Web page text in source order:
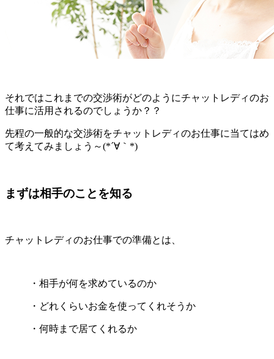
それではこれまでの交渉術がどのようにチャットレディのお
仕事に活用されるのでしょうか？？
先程の一般的な交渉術をチャットレディのお仕事に当てはめ
て考えてみましょう～(*´∀｀*)
まずは相手のことを知る
チャットレディのお仕事での準備とは、
・相手が何を求めているのか
・どれくらいお金を使ってくれそうか
・何時まで居てくれるか